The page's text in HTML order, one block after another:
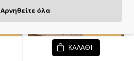
ΚΑΛΆΘΙ
Αρνηθείτε όλα